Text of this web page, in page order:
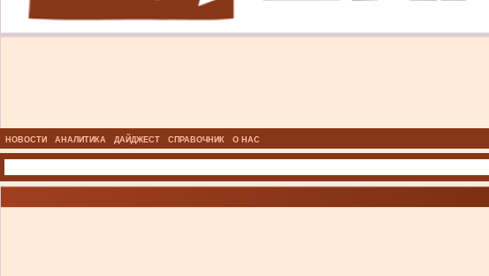
НОВОСТИ АНАЛИТИКА ДАЙДЖЕСТ СПРАВОЧНИК О НАС